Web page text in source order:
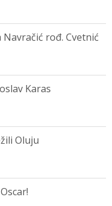
rođ. Cvetnić
Karas
Oluju